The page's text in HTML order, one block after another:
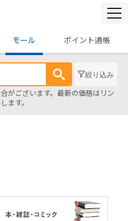
モール ポイント通帳
絞り込み
がございます。最新の価格はリン
ます。